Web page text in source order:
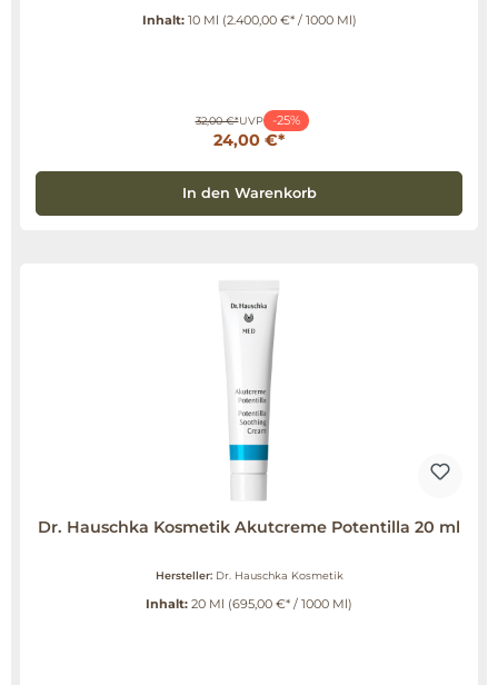
Inhalt: 10 Ml (2.400,00 €* / 1000 Ml)
32,00 €*UVP -25%
24,00 €*
In den Warenkorb
Dr. Hauschka Kosmetik Akutcreme Potentilla 20 ml
Hersteller: Dr. Hauschka Kosmetik
Inhalt: 20 Ml (695,00 €* / 1000 Ml)